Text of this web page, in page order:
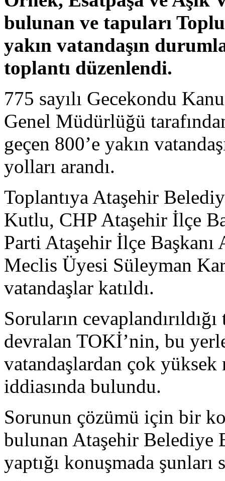
bulunan ve tapuları
yakın vatandaşın
toplantı düzenlendi.
775 sayılı Gecekondu
Genel Müdürlüğü
geçen 800’e yakın
yolları arandı.
Toplantıya Ataşehir
Kutlu, CHP Ataşehir İlçe
Parti Ataşehir İlçe
Meclis Üyesi Süleyman
vatandaşlar katıldı.
Soruların
devralan TOKİ’nin, bu
vatandaşlardan çok
iddiasında bulundu.
Sorunun çözümü için bir
bulunan Ataşehir Belediye
yaptığı konuşmada şunları